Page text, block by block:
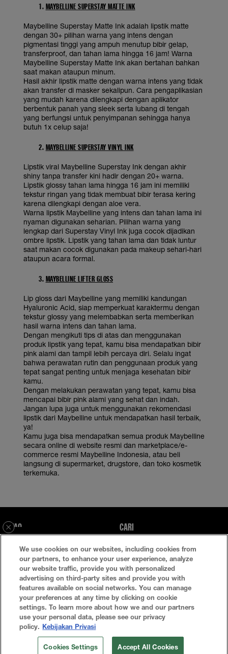
WHATSAPP
1. MAYBELLINE SUPERSTAY MATTE INK
Maybelline Superstay Matte Ink adalah lipstik matte
dengan 30+ pilihan warna yang intens dengan
pigmentasi tinggi yang ampuh menutup bibir gelap,
transferproof, dan tahan lama hingga 16 jam! Warna
Maybelline Superstay Matte Ink akan bertahan bahkan
saat makan ataupun minum.
Hasil akhir lipstik matte dengan warna intens yang tidak
akan transfer di masker sekalipun. Cara pengaplikasian
yang mudah karena dilengkapi dengan aplikator
berbentuk panah yang sleek serta lubang di tengah
yang berfungsi untuk penyimpanan sehingga hanya
butuh 1x celup saja!
2. MAYBELLINE SUPERSTAY VINYL INK
Lipstik viral Maybelline Superstay Ink dengan akhir
shiny tanpa transfer kini hadir dengan 20+ warna.
Lipstik glossy tahan lama hingga 16 jam ini memiliki
tekstur ringan yang tidak membuat bibir terasa kering
karena dilengkapi dengan aloe vera.
Warna lipstik Maybelline yang intens dan tahan lama ini
nyaman digunakan seharian. Pilihan warna yang
lengkap dari Superstay Vinyl Ink juga cocok dijadikan
ombre lipstik. Lipstik yang tahan lama dan tidak luntur
saat makan cocok digunakan pada makeup sehari-hari
ataupun acara formal.
3. MAYBELLINE LIFTER GLOSS
Lip gloss dari Maybelline yang memiliki kandungan
Hyaluronic Acid, siap memperkuat karaktermu dengan
tekstur glossy yang melembabkan serta memberikan
hasil warna intens dan tahan lama.
Dengan mengikuti tips di atas dan menggunakan
produk lipstik yang tepat, kamu bisa mendapatkan bibir
pink alami dan tampil lebih percaya diri. Selalu ingat
bahwa perawatan rutin dan penggunaan produk yang
tepat sangat penting untuk menjaga kesehatan bibir
kamu.
Dengan melakukan perawatan yang tepat, kamu bisa
mencapai bibir pink alami yang sehat dan indah.
Jangan lupa juga untuk menggunakan rekomendasi
lipstik dari Maybelline untuk mendapatkan hasil terbaik,
ya!
Kamu juga bisa mendapatkan semua produk Maybelline
secara online di website resmi dan marketplace/e-
commerce resmi Maybelline Indonesia, atau beli
langsung di supermarket, drugstore, dan toko kosmetik
terkemuka.
FAQ CARI
Kebijakan Privasi Ketentuan Penggunaan
Atur Cookie
© 2024 Maybelline New York Indonesia All Rights Reserved.
We use cookies on our websites, including cookies from
our partners, to enhance your user experience, analyze
our website traffic, provide you with personalized
advertising on third-party sites and provide you with
features available on social networks. You can manage
your preferences at any time by clicking on cookie
settings. To learn more about how we and our partners
use your personal data, please see our privacy
policy. Kebijakan Privasi
Cookies Settings Accept All Cookies